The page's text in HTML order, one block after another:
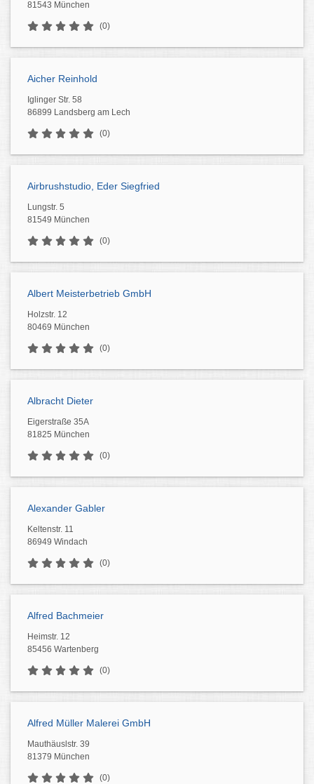
81543 München
(0)
Aicher Reinhold
Iglinger Str. 58
86899 Landsberg am Lech
(0)
Airbrushstudio, Eder Siegfried
Lungstr. 5
81549 München
(0)
Albert Meisterbetrieb GmbH
Holzstr. 12
80469 München
(0)
Albracht Dieter
Eigerstraße 35A
81825 München
(0)
Alexander Gabler
Keltenstr. 11
86949 Windach
(0)
Alfred Bachmeier
Heimstr. 12
85456 Wartenberg
(0)
Alfred Müller Malerei GmbH
Mauthäuslstr. 39
81379 München
(0)